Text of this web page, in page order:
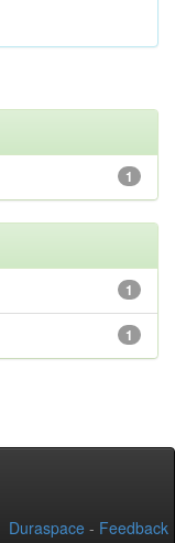
1
1
1
Duraspace - Feedback